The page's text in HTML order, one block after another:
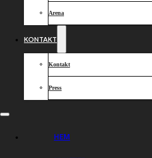
Arena
KONTAKT
Kontakt
Press
HEM